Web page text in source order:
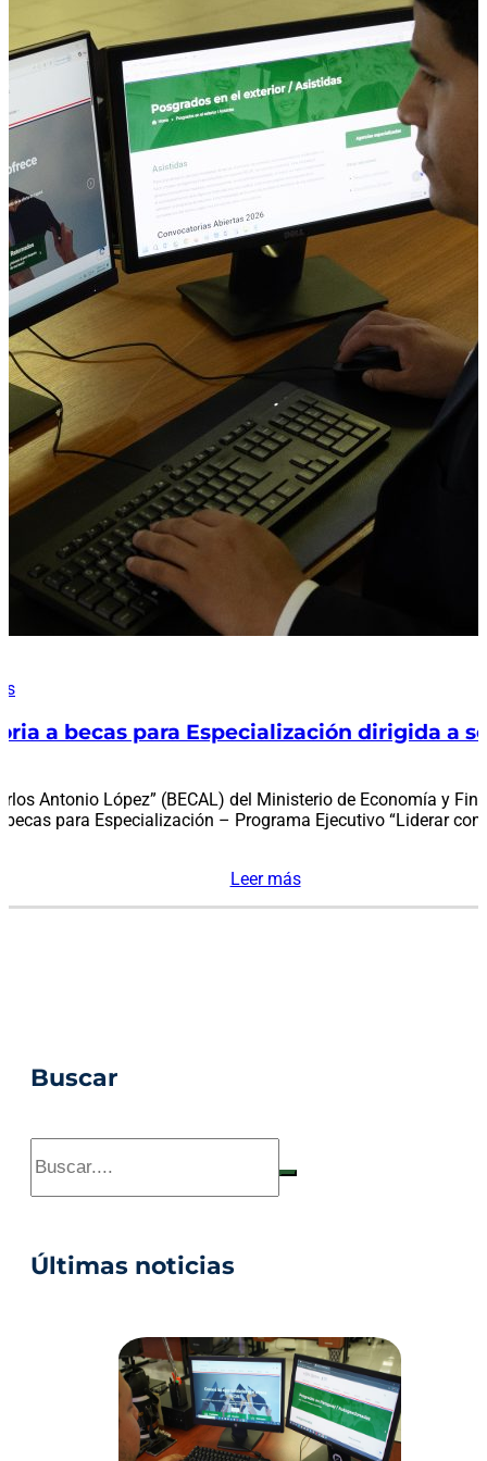
a becas para Especialización dirigida a
Antonio López” (BECAL) del Ministerio de Economía y
para Especialización – Programa Ejecutivo “Liderar
Leer más
Buscar
Últimas noticias